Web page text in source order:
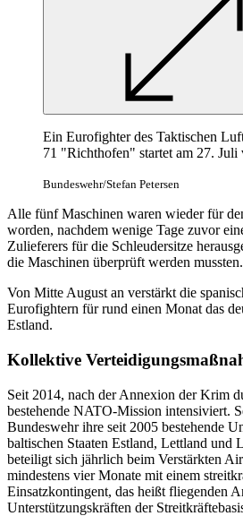
Ein Eurofighter des Taktischen
71 "Richthofen" startet am 27. Juli
Bundeswehr/Stefan Petersen
Alle fünf Maschinen waren wieder für
worden, nachdem wenige Tage zuvor
Zulieferers für die Schleudersitze
die Maschinen überprüft werden mussten.
Von Mitte August an verstärkt die
Eurofightern für rund einen Monat das
Estland.
Kollektive
Seit 2014, nach der Annexion der Krim
bestehende NATO-Mission intensiviert.
Bundeswehr ihre seit 2005 bestehende
baltischen Staaten Estland, Lettland und
beteiligt sich jährlich beim Verstärkten
mindestens vier Monate mit einem
Einsatzkontingent, das heißt fliegenden
Unterstützungskräften der